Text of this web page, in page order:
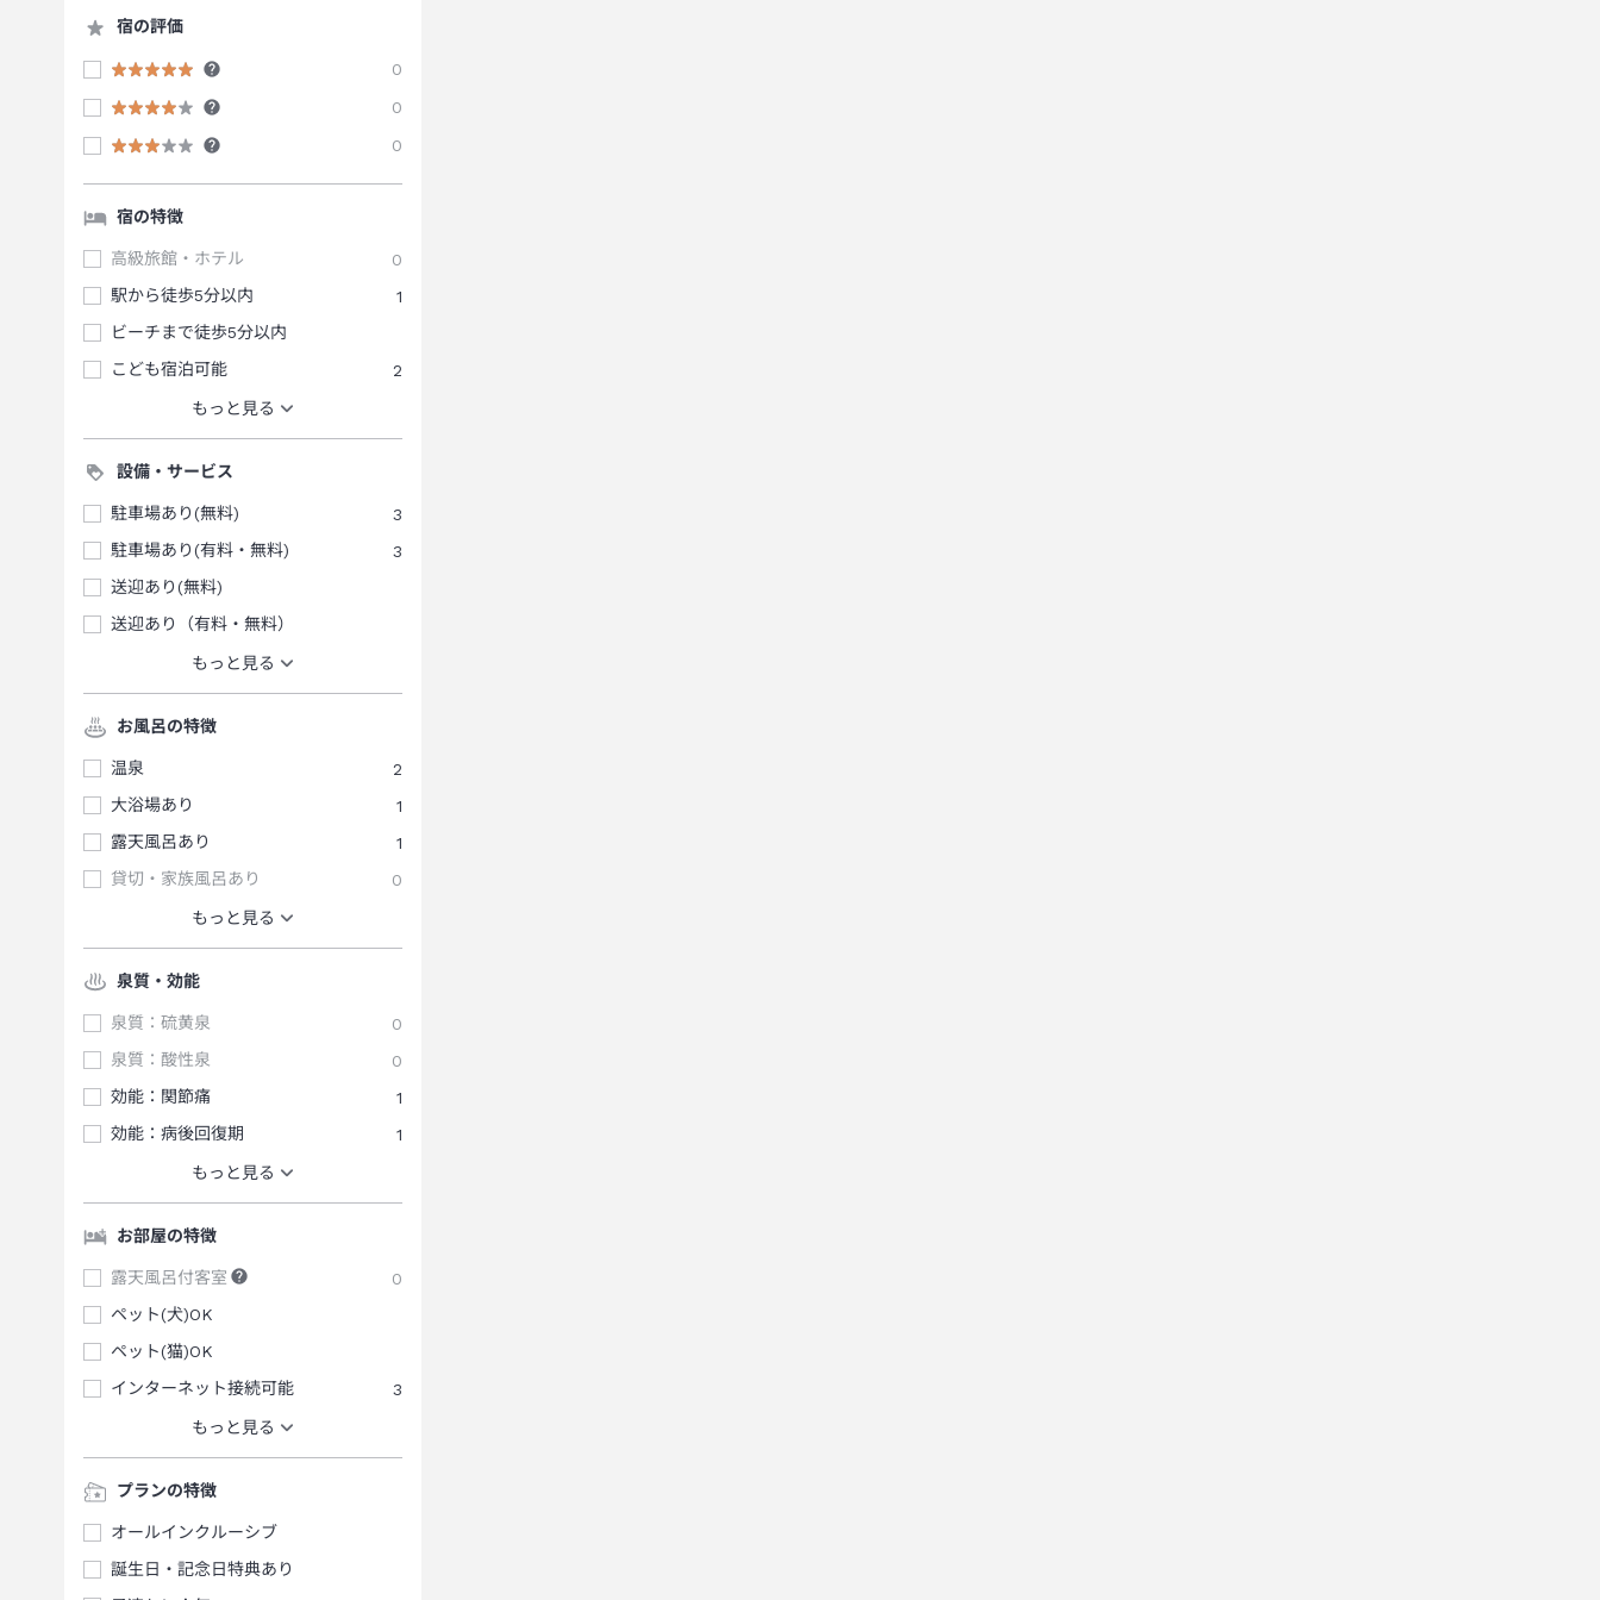
宿の評価
0
0
0
宿の特徴
高級旅館・ホテル
0
駅から徒歩5分以内
1
ビーチまで徒歩5分以内
こども宿泊可能
2
もっと見る
設備・サービス
駐車場あり(無料)
3
駐車場あり(有料・無料)
3
送迎あり(無料)
送迎あり（有料・無料）
もっと見る
お風呂の特徴
温泉
2
大浴場あり
1
露天風呂あり
1
貸切・家族風呂あり
0
もっと見る
泉質・効能
泉質：硫黄泉
0
泉質：酸性泉
0
効能：関節痛
1
効能：病後回復期
1
もっと見る
お部屋の特徴
露天風呂付客室
0
ペット(犬)OK
ペット(猫)OK
インターネット接続可能
3
もっと見る
プランの特徴
オールインクルーシブ
誕生日・記念日特典あり